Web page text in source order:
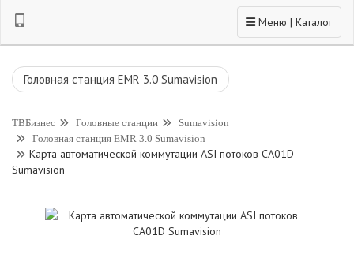
Toggle navigation
Меню | Каталог
Головная станция EMR 3.0 Sumavision
ТВБизнес Головные станции
Sumavision
Головная станция EMR 3.0 Sumavision
Карта автоматической коммутации ASI потоков CA01D
Sumavision